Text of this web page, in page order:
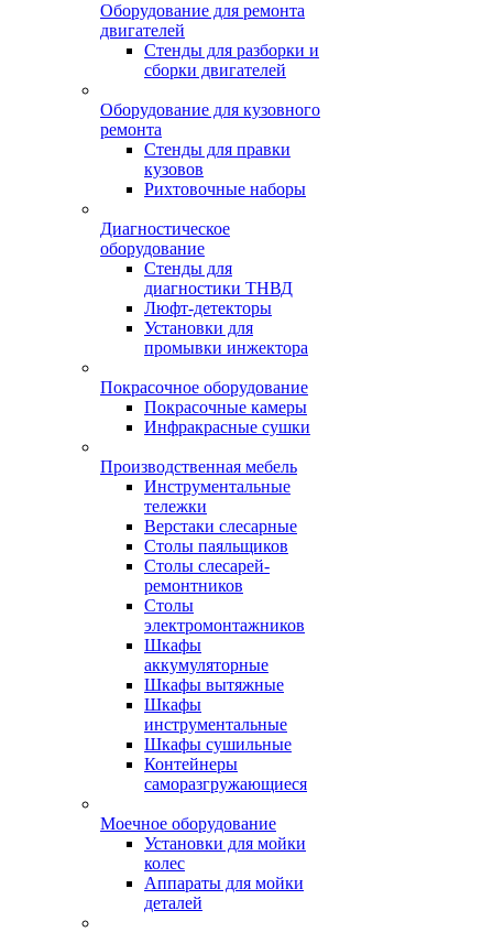
Оборудование для ремонта
двигателей
Стенды для разборки и
сборки двигателей
Оборудование для кузовного
ремонта
Стенды для правки
кузовов
Рихтовочные наборы
Диагностическое
оборудование
Стенды для
диагностики ТНВД
Люфт-детекторы
Установки для
промывки инжектора
Покрасочное оборудование
Покрасочные камеры
Инфракрасные сушки
Производственная мебель
Инструментальные
тележки
Верстаки слесарные
Столы паяльщиков
Столы слесарей-
ремонтников
Столы
электромонтажников
Шкафы
аккумуляторные
Шкафы вытяжные
Шкафы
инструментальные
Шкафы сушильные
Контейнеры
саморазгружающиеся
Моечное оборудование
Установки для мойки
колес
Аппараты для мойки
деталей